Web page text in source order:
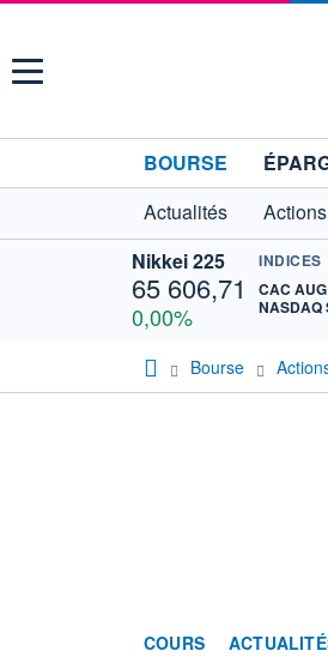
Menu
BOURSE
Actualités
Actions
Nikkei 225
65 606,71
0,00%
INDICES
CAC
NASDAQ
Bourse
COURS